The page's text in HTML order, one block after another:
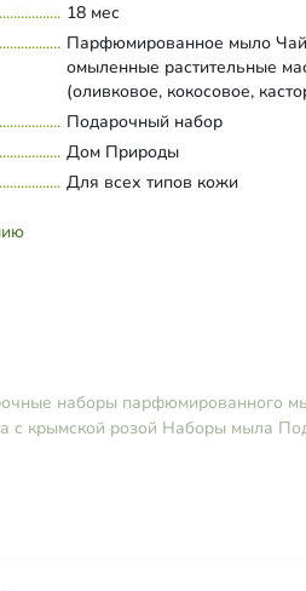
18 мес
Парфюмированное мыло
омыленные растительные
(оливковое, кокосовое,
вода подготовленная, масло
масло зародышей пшеницы,
грецкого ореха, воск
эфирные масла герани, розы,
масла герани, розы,
композиция, кармин.
Развернуть состав
Подарочный набор
Дом Природы
Для всех типов кожи
наборы парфюмированного
с крымской розой Наборы мыла